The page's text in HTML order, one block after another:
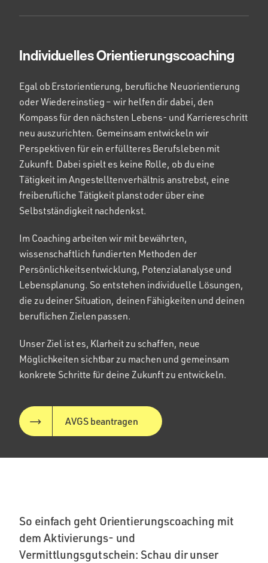
Individuelles Orientierungscoaching
Egal ob Erstorientierung, berufliche Neuorientierung
oder Wiedereinstieg – wir helfen dir dabei, den
Kompass für den nächsten Lebens- und Karriereschritt
neu auszurichten. Gemeinsam entwickeln wir
Perspektiven für ein erfüllteres Berufsleben mit
Zukunft. Dabei spielt es keine Rolle, ob du eine
Tätigkeit im Angestelltenverhältnis anstrebst, eine
freiberufliche Tätigkeit planst oder über eine
Selbstständigkeit nachdenkst.
Im Coaching arbeiten wir mit bewährten,
wissenschaftlich fundierten Methoden der
Persönlichkeitsentwicklung, Potenzialanalyse und
Lebensplanung. So entstehen individuelle Lösungen,
die zu deiner Situation, deinen Fähigkeiten und deinen
beruflichen Zielen passen.
Unser Ziel ist es, Klarheit zu schaffen, neue
Möglichkeiten sichtbar zu machen und gemeinsam
konkrete Schritte für deine Zukunft zu entwickeln.
AVGS beantragen
So einfach geht Orientierungscoaching mit
dem Aktivierungs- und
Vermittlungsgutschein: Schau dir unser